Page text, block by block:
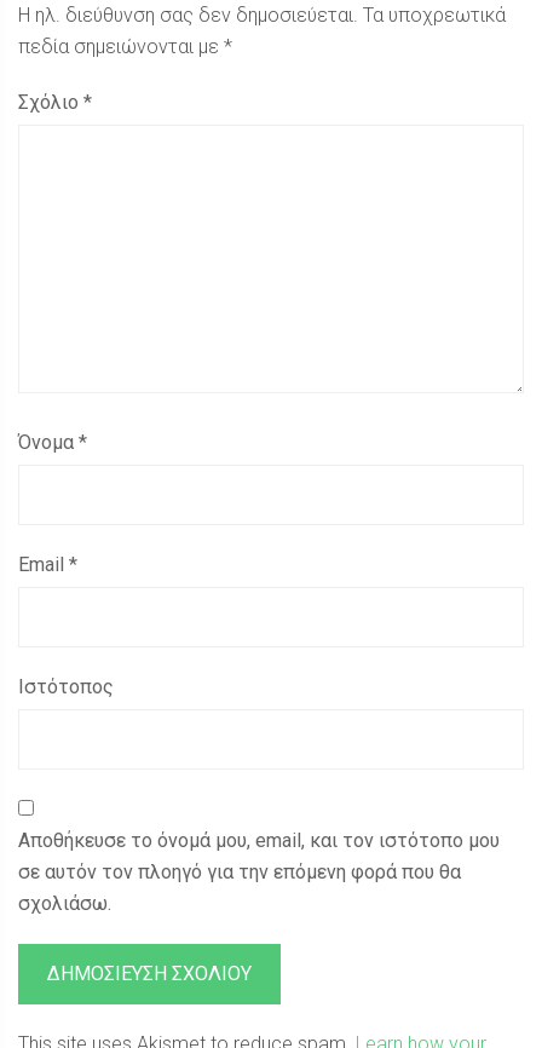
Η ηλ. διεύθυνση σας δεν δημοσιεύεται. Τα υποχρεωτικά
πεδία σημειώνονται με *
Σχόλιο *
Όνομα *
Email *
Ιστότοπος
Αποθήκευσε το όνομά μου, email, και τον ιστότοπο μου
σε αυτόν τον πλοηγό για την επόμενη φορά που θα
σχολιάσω.